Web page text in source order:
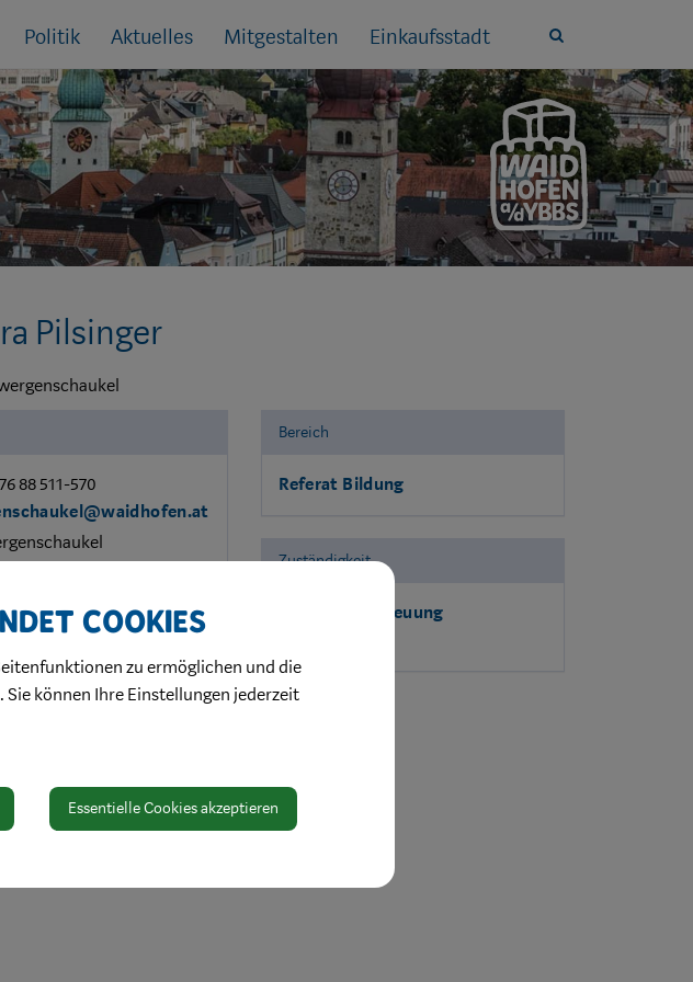
Politik Aktuelles Mitgestalten Einkaufsstadt
Site
toggle
Pilsinger
88 511-570
81
a/d Ybbs
Bereich
Referat Bildung
Zuständigkeit
Kinderbetreuung
Cookies
zu ermöglichen und die
können Ihre Einstellungen jederzeit
Essentielle Cookies akzeptieren